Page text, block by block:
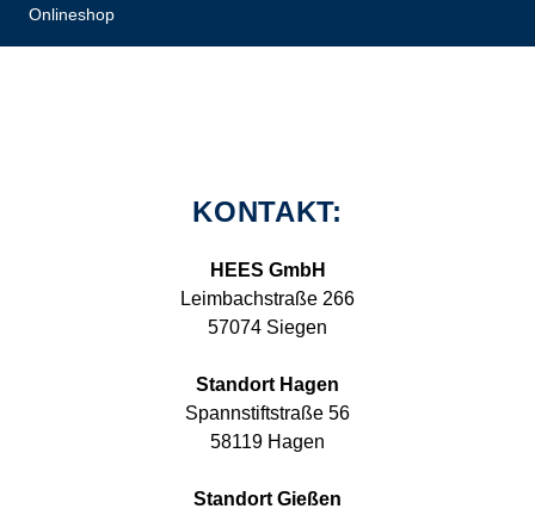
Onlineshop
KONTAKT:
HEES GmbH
Leimbachstraße 266
57074 Siegen
Standort Hagen
Spannstiftstraße 56
58119 Hagen
Standort Gießen